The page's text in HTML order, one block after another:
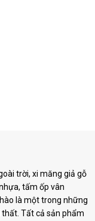
trời, xi măng giả gỗ
tấm ốp vân
là một trong những
Tất cả sản phẩm